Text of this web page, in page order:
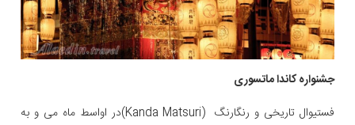
جشنواره کاندا ماتسوری
فستیوال تاریخی و رنگارنگ (Kanda Matsuri)در اواسط ماه می و به